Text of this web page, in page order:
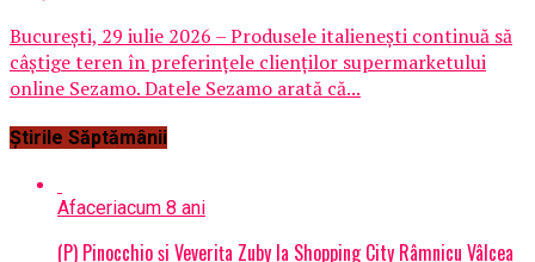
București, 29 iulie 2026 – Produsele italienești continuă să
câștige teren în preferințele clienților supermarketului
online Sezamo. Datele Sezamo arată că...
Știrile Săptămânii
Afaceriacum 8 ani
(P) Pinocchio și Veverița Zuby la Shopping City Râmnicu Vâlcea